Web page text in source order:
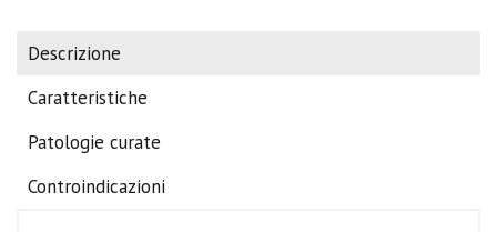
Descrizione
Caratteristiche
Patologie curate
Controindicazioni